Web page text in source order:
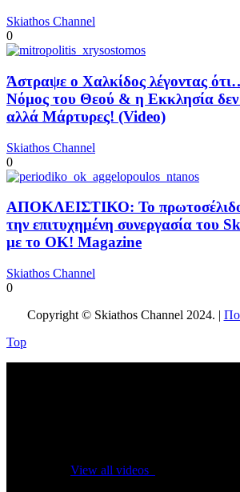
Skiathos Channel
0
Άστραψε ο Χαλκίδος λέγοντας
Νόμος του Θεού & η Εκκλησία δεν
αλλά Μάρτυρες! (Video)
Skiathos Channel
0
ΑΠΟΚΛΕΙΣΤΙΚΟ: Το
την επιτυχημένη συνεργασία του
με το OK! Magazine
Skiathos Channel
0
Copyright © Skiathos Channel 2024. |
Top
View all videos